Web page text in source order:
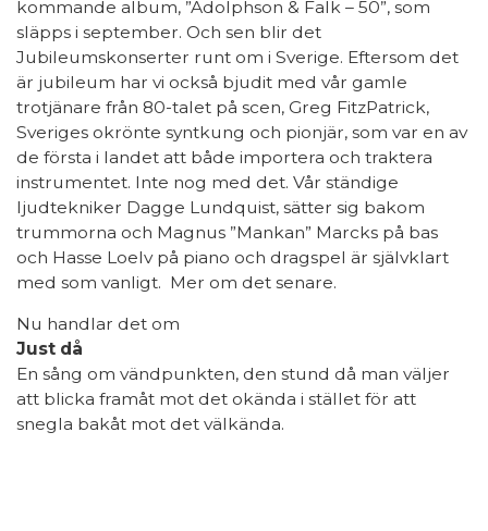
kommande album, ”Adolphson & Falk – 50”, som
släpps i september. Och sen blir det
Jubileumskonserter runt om i Sverige. Eftersom det
är jubileum har vi också bjudit med vår gamle
trotjänare från 80-talet på scen, Greg FitzPatrick,
Sveriges okrönte syntkung och pionjär, som var en av
de första i landet att både importera och traktera
instrumentet. Inte nog med det. Vår ständige
ljudtekniker Dagge Lundquist, sätter sig bakom
trummorna och Magnus ”Mankan” Marcks på bas
och Hasse Loelv på piano och dragspel är självklart
med som vanligt. Mer om det senare.
Nu handlar det om
Just då
En sång om vändpunkten, den stund då man väljer
att blicka framåt mot det okända i stället för att
snegla bakåt mot det välkända.